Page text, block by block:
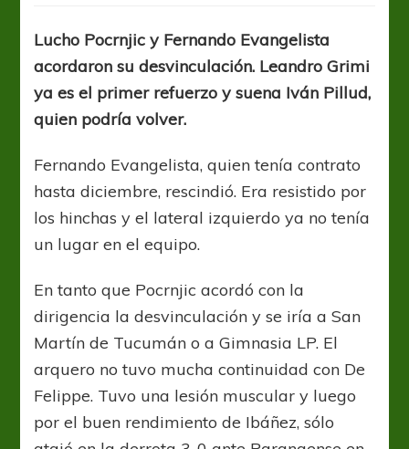
bajas
Lucho Pocrnjic y Fernando Evangelista
acordaron su desvinculación. Leandro Grimi
ya es el primer refuerzo y suena Iván Pillud,
quien podría volver.
Fernando Evangelista, quien tenía contrato
hasta diciembre, rescindió. Era resistido por
los hinchas y el lateral izquierdo ya no tenía
un lugar en el equipo.
En tanto que Pocrnjic acordó con la
dirigencia la desvinculación y se iría a San
Martín de Tucumán o a Gimnasia LP. El
arquero no tuvo mucha continuidad con De
Felippe. Tuvo una lesión muscular y luego
por el buen rendimiento de Ibáñez, sólo